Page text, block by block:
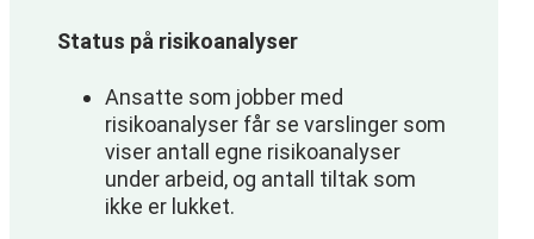
Status på risikoanalyser
Ansatte som jobber med
risikoanalyser får se varslinger som
viser antall egne risikoanalyser
under arbeid, og antall tiltak som
ikke er lukket.